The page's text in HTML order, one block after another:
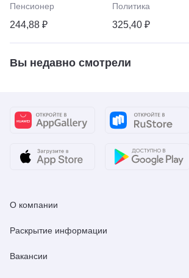
Пенсионер
244,88 ₽
Политика
325,40 ₽
Вы недавно смотрели
О компании
Раскрытие информации
Вакансии